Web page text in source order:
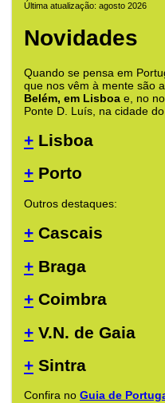
Última atualização: agosto 2026
Novidades
Quando se pensa em
que nos vêm à mente são a
Belém, em Lisboa e, no
Ponte D. Luís, na cidade do
+ Lisboa
+ Porto
Outros destaques:
+ Cascais
+ Braga
+ Coimbra
+ V.N. de Gaia
+ Sintra
Confira no Guia de